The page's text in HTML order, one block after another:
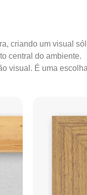
criando um visual
central do ambiente.
visual. É uma